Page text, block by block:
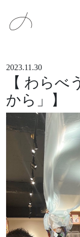
メインナビゲ
2023.11.30
【 わらべ
から」】